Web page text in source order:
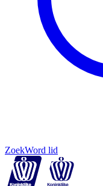
ZoekWord lid